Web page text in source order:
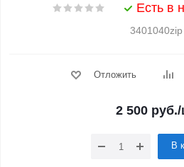
Есть в
3401040zip
Отложить
2 500руб./
В